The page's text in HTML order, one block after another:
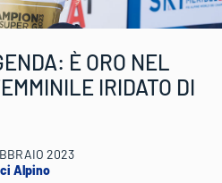
È ORO NEL
IRIDATO DI
2023
Alpino